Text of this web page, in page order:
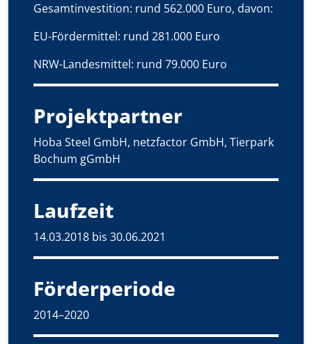
Gesamtinvestition: rund 562.000 Euro, davon:
EU-Fördermittel: rund 281.000 Euro
NRW-Landesmittel: rund 79.000 Euro
Projektpartner
Hoba Steel GmbH, netzfactor GmbH, Tierpark
Bochum gGmbH
Laufzeit
14.03.2018 bis 30.06.2021
Förderperiode
2014–2020